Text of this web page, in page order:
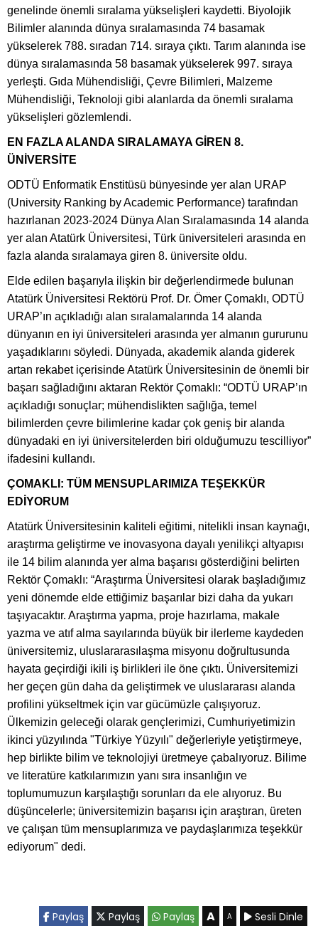
genelinde önemli sıralama yükselişleri kaydetti. Biyolojik
Bilimler alanında dünya sıralamasında 74 basamak
yükselerek 788. sıradan 714. sıraya çıktı. Tarım alanında ise
dünya sıralamasında 58 basamak yükselerek 997. sıraya
yerleşti. Gıda Mühendisliği, Çevre Bilimleri, Malzeme
Mühendisliği, Teknoloji gibi alanlarda da önemli sıralama
yükselişleri gözlemlendi.
EN FAZLA ALANDA SIRALAMAYA GİREN 8.
ÜNİVERSİTE
ODTÜ Enformatik Enstitüsü bünyesinde yer alan URAP
(University Ranking by Academic Performance) tarafından
hazırlanan 2023-2024 Dünya Alan Sıralamasında 14 alanda
yer alan Atatürk Üniversitesi, Türk üniversiteleri arasında en
fazla alanda sıralamaya giren 8. üniversite oldu.
Elde edilen başarıyla ilişkin bir değerlendirmede bulunan
Atatürk Üniversitesi Rektörü Prof. Dr. Ömer Çomaklı, ODTÜ
URAP’ın açıkladığı alan sıralamalarında 14 alanda
dünyanın en iyi üniversiteleri arasında yer almanın gururunu
yaşadıklarını söyledi. Dünyada, akademik alanda giderek
artan rekabet içerisinde Atatürk Üniversitesinin de önemli bir
başarı sağladığını aktaran Rektör Çomaklı: “ODTÜ URAP’ın
açıkladığı sonuçlar; mühendislikten sağlığa, temel
bilimlerden çevre bilimlerine kadar çok geniş bir alanda
dünyadaki en iyi üniversitelerden biri olduğumuzu tescilliyor”
ifadesini kullandı.
ÇOMAKLI: TÜM MENSUPLARIMIZA TEŞEKKÜR
EDİYORUM
Atatürk Üniversitesinin kaliteli eğitimi, nitelikli insan kaynağı,
araştırma geliştirme ve inovasyona dayalı yenilikçi altyapısı
ile 14 bilim alanında yer alma başarısı gösterdiğini belirten
Rektör Çomaklı: “Araştırma Üniversitesi olarak başladığımız
yeni dönemde elde ettiğimiz başarılar bizi daha da yukarı
taşıyacaktır. Araştırma yapma, proje hazırlama, makale
yazma ve atıf alma sayılarında büyük bir ilerleme kaydeden
üniversitemiz, uluslararasılaşma misyonu doğrultusunda
hayata geçirdiği ikili iş birlikleri ile öne çıktı. Üniversitemizi
her geçen gün daha da geliştirmek ve uluslararası alanda
profilini yükseltmek için var gücümüzle çalışıyoruz.
Ülkemizin geleceği olarak gençlerimizi, Cumhuriyetimizin
ikinci yüzyılında "Türkiye Yüzyılı" değerleriyle yetiştirmeye,
hep birlikte bilim ve teknolojiyi üretmeye çabalıyoruz. Bilime
ve literatüre katkılarımızın yanı sıra insanlığın ve
toplumumuzun karşılaştığı sorunları da ele alıyoruz. Bu
düşüncelerle; üniversitemizin başarısı için araştıran, üreten
ve çalışan tüm mensuplarımıza ve paydaşlarımıza teşekkür
ediyorum" dedi.
Paylaş Paylaş Paylaş A A Sesli Dinle